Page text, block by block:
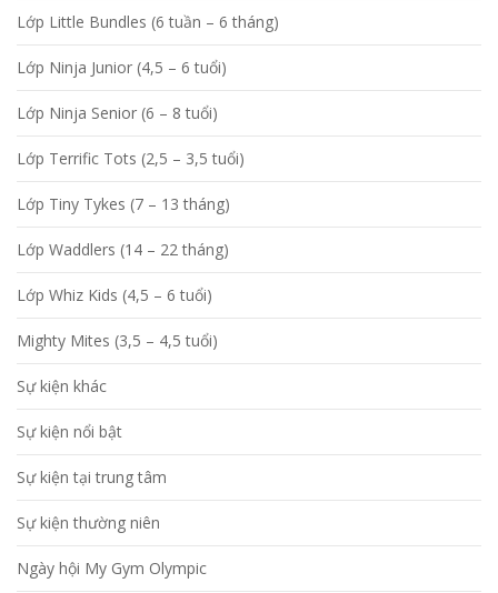
Lớp Little Bundles (6 tuần – 6 tháng)
Lớp Ninja Junior (4,5 – 6 tuổi)
Lớp Ninja Senior (6 – 8 tuổi)
Lớp Terrific Tots (2,5 – 3,5 tuổi)
Lớp Tiny Tykes (7 – 13 tháng)
Lớp Waddlers (14 – 22 tháng)
Lớp Whiz Kids (4,5 – 6 tuổi)
Mighty Mites (3,5 – 4,5 tuổi)
Sự kiện khác
Sự kiện nổi bật
Sự kiện tại trung tâm
Sự kiện thường niên
Ngày hội My Gym Olympic